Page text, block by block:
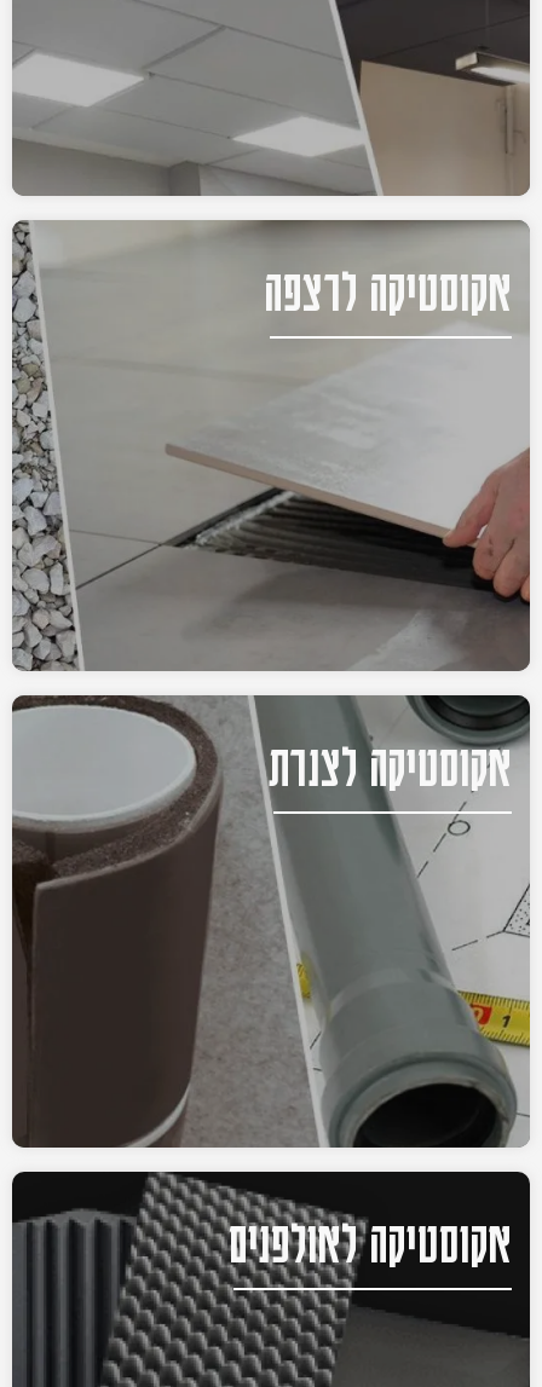
אקוסטיקה לרצפה
אקוסטיקה לצנרת
אקוסטיקה לאולפנים